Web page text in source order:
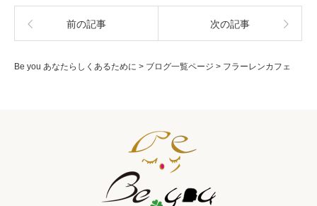
前の記事 次の記事
Be you あなたらしくあるために > ブログ一覧ページ > フラーレンカフェ